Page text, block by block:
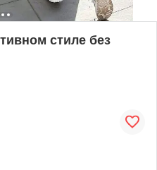
стиле без